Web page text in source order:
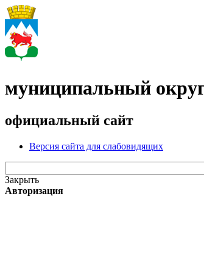
муниципальный
официальный сайт
Версия сайта для слабовидящих
Закрыть
Авторизация